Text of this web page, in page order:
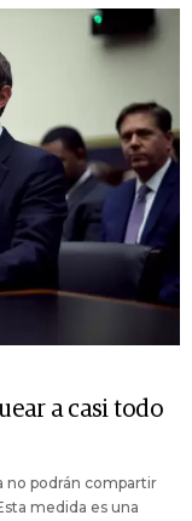
a casi todo
no podrán compartir
medida es una